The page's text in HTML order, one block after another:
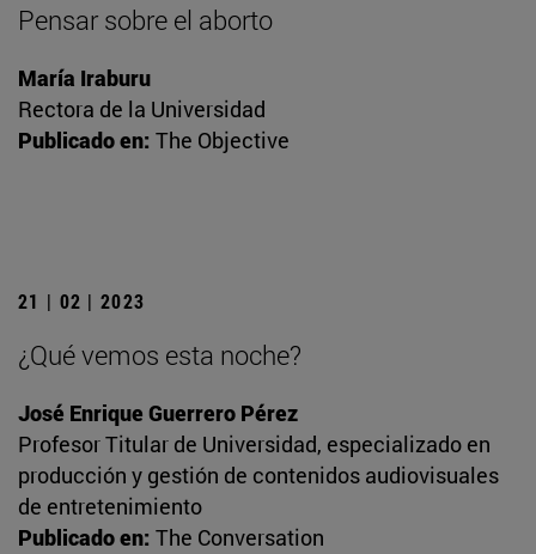
Pensar sobre el aborto
María Iraburu
Rectora de la Universidad
Publicado en: The Objective
21 | 02 | 2023
¿Qué vemos esta noche?
José Enrique Guerrero Pérez
Profesor Titular de Universidad, especializado en
producción y gestión de contenidos audiovisuales
de entretenimiento
Publicado en: The Conversation